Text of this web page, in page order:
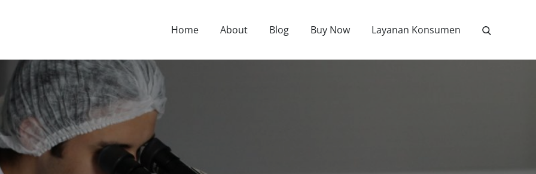
NUTRITION TIPS, HEALTH NEWS, AND MORE.
Home About Blog Buy Now Layanan Konsumen